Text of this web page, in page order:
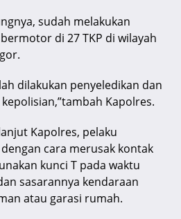
sudah melakukan
di 27 TKP di wilayah
dilakukan penyeledikan dan
Kapolres.
Kapolres, pelaku
cara merusak kontak
kunci T pada waktu
sasarannya kendaraan
atau garasi rumah.